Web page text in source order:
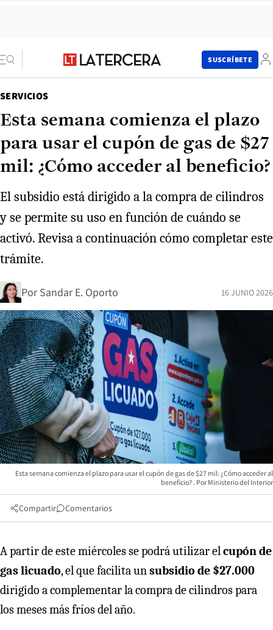
SUSCRÍBETE
SERVICIOS
Esta semana comienza el plazo
para usar el cupón de gas de $27
mil: ¿Cómo acceder al beneficio?
El subsidio está dirigido a la compra de cilindros
y se permite su uso en función de cuándo se
activó. Revisa a continuación cómo completar este
trámite.
Por Sandar E. Oporto 16 JUNIO 2026
Esta semana comienza el plazo para usar el cupón de gas de $27 mil: ¿Cómo acceder al
beneficio?
Ministerio del Interior
Compartir Comentarios
A partir de este miércoles se podrá utilizar elcupón de
gas licuado, el que facilita unsubsidio de $27.000
dirigido a complementar la compra de cilindros para
los meses más fríos del año.